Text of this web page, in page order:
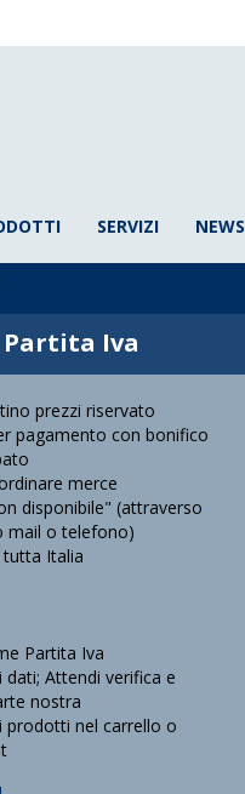
SERVIZI NEWS
Partita Iva
prezzi riservato
pagamento con bonifico
merce
disponibile" (attraverso
mail o telefono)
tutta Italia
Partita Iva
dati; Attendi verifica e
nostra
prodotti nel carrello o